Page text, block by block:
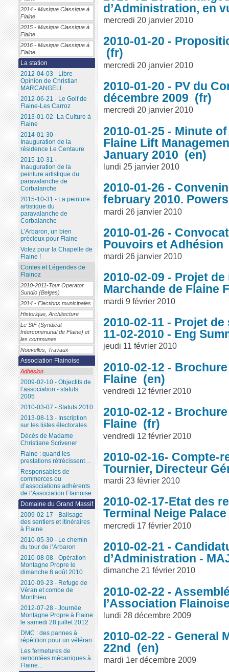
d’Administration, en
mercredi 20 janvier 2010
2010-01-20 -
mercredi 20 janvier 2010
2010-01-20 - PV du
décembre 2009
mercredi 20 janvier 2010
2010-01-25 - Minute
Flaine Lift
January 2010
lundi 25 janvier 2010
2010-01-26 -
february 2010.
mardi 26 janvier 2010
2010-01-26 -
Pouvoirs et Adhésion
mardi 26 janvier 2010
2010-02-09 - Projet
Marchande de Flaine
mardi 9 février 2010
2010-02-11 - Projet
11-02-2010 - Eng
jeudi 11 février 2010
2010-02-12 -
Flaine
vendredi 12 février 2010
2010-02-12 -
Flaine
vendredi 12 février 2010
2010-02-16- Compte-
Tournier, Directeur
mardi 23 février 2010
2010-02-17-Etat des
Terminal Neige
mercredi 17 février 2010
2010-02-21 -
d’Administration -
dimanche 21 février 2010
2010-02-22 -
l’Association
lundi 28 décembre 2009
2010-02-22 - General
22nd
mardi 1er décembre 2009
2014 - Musique Classique à
Flaine
2015 - Musique Classique à
Flaine
2016 - Musique Classique à
Flaine
La station
2012-04-03 - Libre
Opinion de Christian
MARCANGELI
2012-06-21 - Le Golf de
Flaine-Les Carroz
2013-01-02- La Culture à
Flaine
2014-01-30 -
Inauguration de la
résidence Le Centaure
2015-10-31 -
Inauguration de la
peinture artistique du
paravalanche de
Corbalanche
2015-10-31 - La peinture
artistique du
paravalanche de
Corbalanche
L’Arbaron, un bien
précieux pour Flaine
Votez pour la Chapelle de
Flaine !
Contes et Légendes de
Flainoz
2010-2011-Tour Operator
Sundio (Belges)
2014 - Elections municipales
Historique, Architecture
Le SIF (Syndicat
Intercommunal de Flaine) et
les communes
Nouvelles, Travaux
Association Flainoise
Adhésion
2009-02-10 - Objectifs de
l’association - statuts
2005
2010-03-07 - Statuts 2010
2013-08-13 - Inscription
sur les listes électorales
Décès de Madame
Christiane Scrivener
Flaine : quand les
prestations rétrécissent…
Responsables de
commerces ou
d’associations adhérents
de l’Association Flainoise
Domaine du Grand Massif
2009-02-17 - Balisage
des sentiers et itinéraires
à Flaine
2010-05-30 - Le chemin
du tour de l’Arbaron
2010-08-08 - Opération
Montagne Propre le
dimanche 8 août 2010
2010-09-23 - Refuge de
Véran et combe de
Monthieu
2012-07-28 - Journée
Montagne Propre à Flaine
le samedi 28 juillet 2012
DMC : des pannes à
répétition pour un vétéran
Les fermetures de
remontées mécaniques à
Flaine...